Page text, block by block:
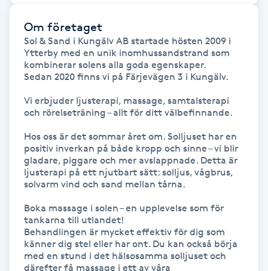
Idrottsmassage
IR-massage
Japansk massage
Om företaget
Sol & Sand i Kungälv AB startade hösten 2009 i
Ytterby med en unik inomhussandstrand som
kombinerar solens alla goda egenskaper.
Sedan 2020 finns vi på Färjevägen 3 i Kungälv.
Vi erbjuder ljusterapi, massage, samtalsterapi
och rörelseträning – allt för ditt välbefinnande.
Hos oss är det sommar året om. Solljuset har en
positiv inverkan på både kropp och sinne – vi blir
gladare, piggare och mer avslappnade. Detta är
ljusterapi på ett njutbart sätt: solljus, vågbrus,
solvarm vind och sand mellan tårna.
Boka massage i solen – en upplevelse som för
tankarna till utlandet!
Behandlingen är mycket effektiv för dig som
känner dig stel eller har ont. Du kan också börja
med en stund i det hälsosamma solljuset och
därefter få massage i ett av våra